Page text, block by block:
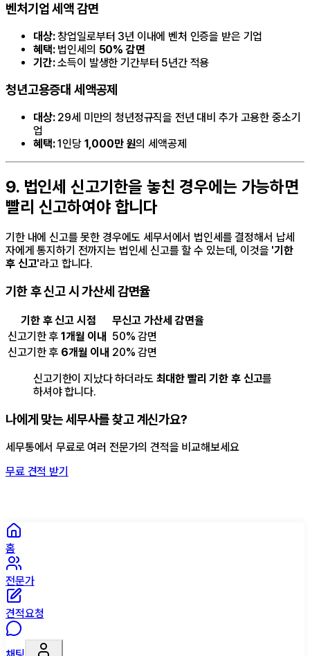
벤처기업 세액 감면
대상:창업일로부터 3년 이내에 벤처 인증을 받은 기업
혜택:법인세의 50% 감면
기간:소득이 발생한 기간부터 5년간 적용
청년고용증대 세액공제
대상:29세 미만의 청년정규직을 전년 대비 추가 고용한 중소기
업
혜택:1인당 1,000만 원의 세액공제
9. 법인세 신고기한을 놓친 경우에는 가능하면
빨리 신고하여야 합니다
기한 내에 신고를 못한 경우에도 세무서에서 법인세를 결정해서 납세
자에게 통지하기 전까지는 법인세 신고를 할 수 있는데, 이것을 '기한
후 신고'라고 합니다.
기한 후 신고 시 가산세 감면율
기한 후 신고 시점
무신고 가산세 감면율
신고기한 후 1개월 이내
50% 감면
신고기한 후 6개월 이내 20% 감면
신고기한이 지났다 하더라도 최대한 빨리 기한 후 신고를
하셔야 합니다.
나에게 맞는 세무사를 찾고 계신가요?
세무통에서 무료로 여러 전문가의 견적을 비교해보세요
무료 견적 받기
홈
전문가
견적요청